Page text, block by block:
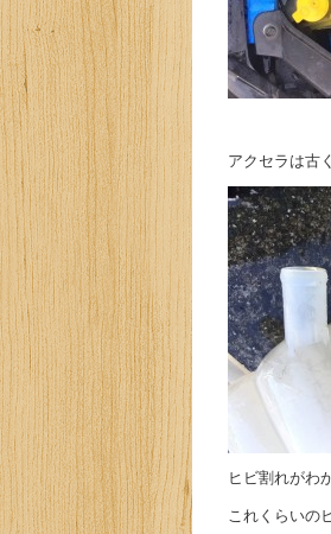
アクセラは古
ヒビ割れがわ
これくらいの